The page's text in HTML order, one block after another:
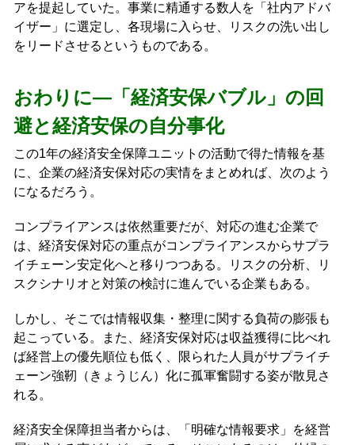
アを提起していた。事業に精通する数人を「社内アドバ
イザー」に選定し、各現場に入らせ、リスクの洗い出し
をリードさせるというものである。
おわりに―「経済安保バブル」の回
避と経済安保の自分事化
この1年の経済安全保障ユニットの活動で得た情報を基
に、企業の経済安保対応の実情をまとめれば、次のよう
になるだろう。
コンプライアンスは依然重要だが、対応の進む企業で
は、経済安保対応の重点がコンプライアンスからサプラ
イチェーン安定化へと移りつつある。リスクの分析、リ
スクシナリオと対策の検討に進んでいる企業もある。
しかし、そこでは情報収集・整理に関する負荷の膨張も
起こっている。また、経済安保対応は収益獲得に比べれ
ば経営上の優先順位も低く、限られた人員がサプライチ
ェーン強靭（きょうじん）化に孤軍奮闘する姿が散見さ
れる。
経済安全保障担当者からは、「明確な情報要求」を経営